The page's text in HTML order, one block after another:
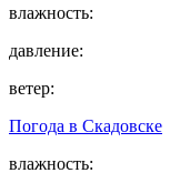
влажность:
давление:
ветер:
Погода в Скадовске
влажность: